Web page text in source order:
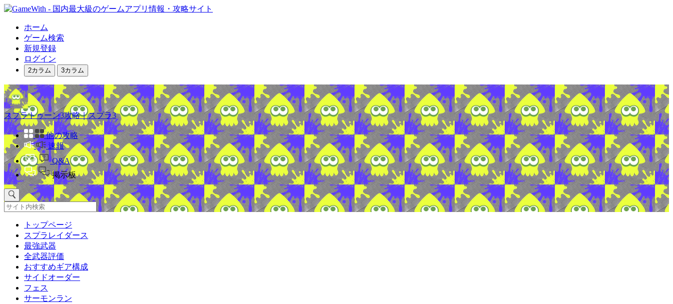
ホーム
ゲーム検索
新規登録
ログイン
2カラム 3カラム
スプラトゥーン3攻略｜スプラ3
他の攻略
速報
Q&A
掲示板
トップページ
スプラレイダース
最強武器
全武器評価
おすすめギア構成
サイドオーダー
フェス
サーモンラン